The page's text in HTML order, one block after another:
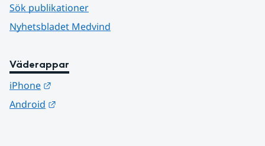
Sök publikationer
Nyhetsbladet Medvind
Väderappar
iPhone
Android